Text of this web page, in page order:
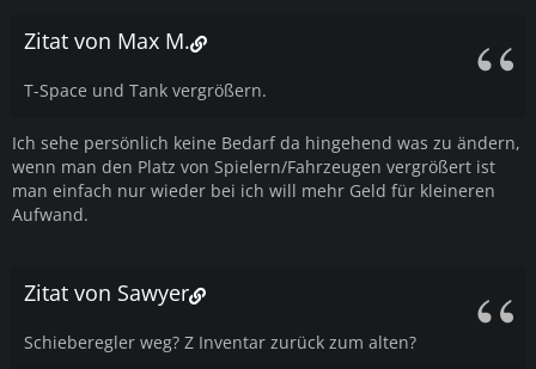
Zitat von Max M.
T-Space und Tank vergrößern.
Ich sehe persönlich keine Bedarf da hingehend was zu ändern,
wenn man den Platz von Spielern/Fahrzeugen vergrößert ist
man einfach nur wieder bei ich will mehr Geld für kleineren
Aufwand.
Zitat von Sawyer
Schieberegler weg? Z Inventar zurück zum alten?